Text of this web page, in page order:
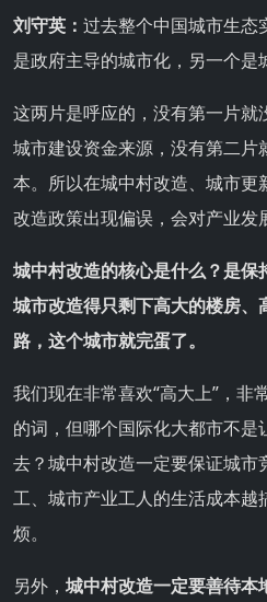
刘守英： 过去整个中国城市生态
是政府主导的城市化，另一个是
这两片是呼应的，没有第一片
城市建设资金来源，没有第二片
本。所以在城中村改造、城市
改造政策出现偏误，会对产业发
城中村改造的核心是什么？是
城市改造得只剩下高大的楼房、
路，这个城市就完蛋了。
我们现在非常喜欢“高大上”，非
的词，但哪个国际化大都市不
去？城中村改造一定要保证城市
工、城市产业工人的生活成本越
烦。
另外， 城中村改造一定要善待本